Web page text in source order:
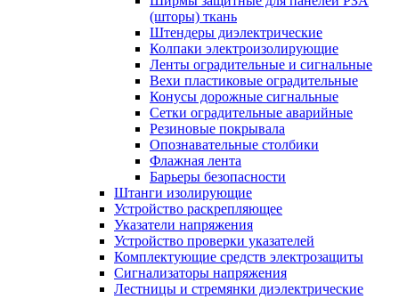
(шторы) ткань
Штендеры диэлектрические
Колпаки электроизолирующие
Ленты оградительные и сигнальные
Вехи пластиковые оградительные
Конусы дорожные сигнальные
Сетки оградительные аварийные
Резиновые покрывала
Опознавательные столбики
Флажная лента
Барьеры безопасности
Штанги изолирующие
Устройство раскрепляющее
Указатели напряжения
Устройство проверки указателей
Комплектующие средств электрозащиты
Сигнализаторы напряжения
Лестницы и стремянки диэлектрические